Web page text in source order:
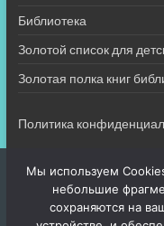
Библиотека
Золотой список для
Золотая полка книг
Политика
Мы используем
небольшие
сохраняются на